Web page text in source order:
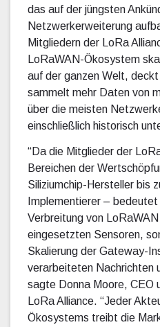
das auf der jüngsten
Netzwerkerweiterung
Mitgliedern der LoRa
LoRaWAN-Ökosystem
auf der ganzen Welt,
sammelt mehr Daten von
über die meisten
einschließlich historisch
“Da die Mitglieder der
Bereichen der
Siliziumchip-Hersteller bis
Implementierer –
Verbreitung von
eingesetzten Sensoren,
Skalierung der Gateway-
verarbeiteten Nachrichten
sagte Donna Moore, CEO
LoRa Alliance. “Jeder
Ökosystems treibt die